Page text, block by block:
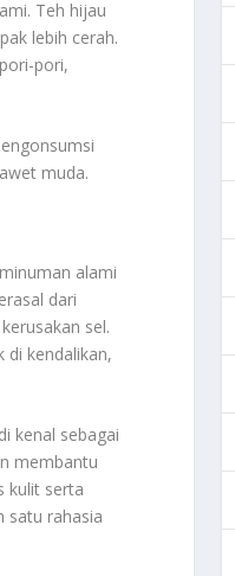
Teh hijau
lebih cerah.
pori,
muda.
alami
dari
sel.
di kendalikan,
kenal sebagai
membantu
kulit serta
satu rahasia